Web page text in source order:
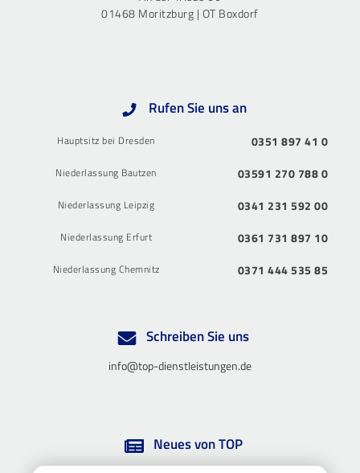
01468 Moritzburg | OT Boxdorf
Rufen Sie uns an
Hauptsitz bei Dresden 0351 897 41 0
Niederlassung Bautzen 03591 270 788 0
Niederlassung Leipzig 0341 231 592 00
Niederlassung Erfurt 0361 731 897 10
Niederlassung Chemnitz 0371 444 535 85
Schreiben Sie uns
info@top-dienstleistungen.de
Neues von TOP